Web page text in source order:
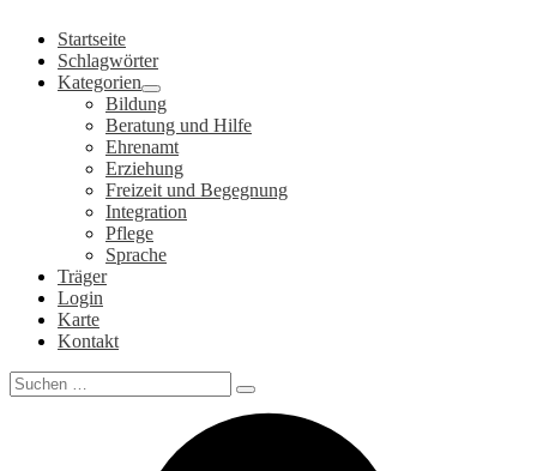
Inhalt
springen
Startseite
Schlagwörter
Kategorien
Bildung
Beratung und Hilfe
Ehrenamt
Erziehung
Freizeit und Begegnung
Integration
Pflege
Sprache
Träger
Login
Karte
Kontakt
Search
for: